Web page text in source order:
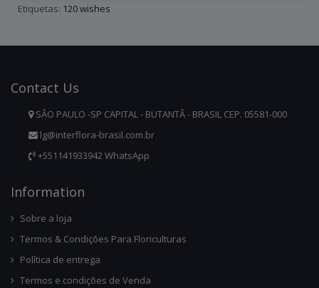
Etiquetas: 120 wishes
Contact Us
SÃO PAULO -SP CAPITAL - BUTANTÃ - BRASIL CEP. 05581-000
lg@interflora-brasil.com.br
+551141933942 WhatsApp
InforMation
Sobre a loja
Termos & Condições Para Floriculturas
Política de entrega
Termos e condições de Venda